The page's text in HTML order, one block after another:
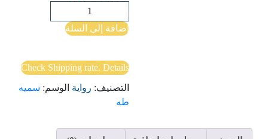
سبع
نساء
إضافة إلى السلة
Check Shipping rate. Details
التصنيف: رواية الوسم: سميه
طه